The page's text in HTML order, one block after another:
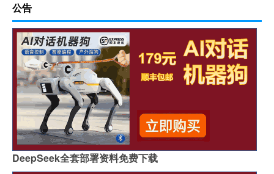
公告
DeepSeek全套部署资料免费下载